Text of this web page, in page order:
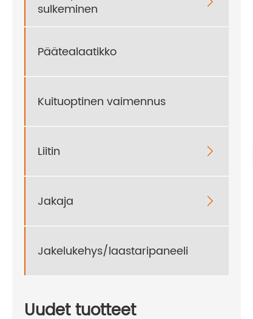
sulkeminen
Päätealaatikko
Kuituoptinen vaimennus
Liitin 
Jakaja 
Jakelukehys/laastaripaneeli
Uudet tuotteet